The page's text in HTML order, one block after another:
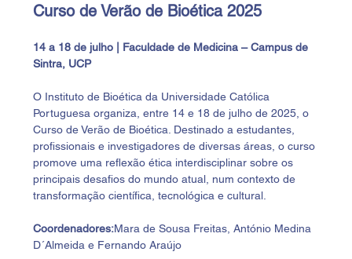
Curso de Verão de Bioética 2025
14 a 18 de julho | Faculdade de Medicina – Campus de
Sintra, UCP
O Instituto de Bioética da Universidade Católica
Portuguesa organiza, entre 14 e 18 de julho de 2025, o
Curso de Verão de Bioética. Destinado a estudantes,
profissionais e investigadores de diversas áreas, o curso
promove uma reflexão ética interdisciplinar sobre os
principais desafios do mundo atual, num contexto de
transformação científica, tecnológica e cultural.
Coordenadores:Mara de Sousa Freitas, António Medina
D´Almeida e Fernando Araújo